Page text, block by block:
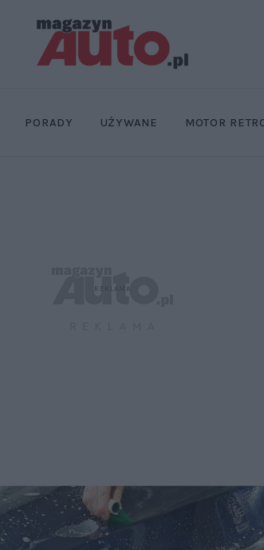
MOTOR
PORADY UŻYWANE